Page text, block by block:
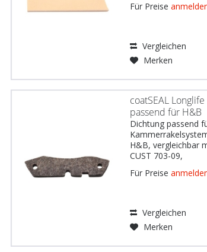
14,4 x 10 mm
Bauer Modell Genius
52UV neue
DE: Wichtiger
Für Preise
Vergleichen
Merken
coatSEAL Longlife
passend für H&B
Dichtung passend
H&B, vergleichbar
CUST 703-09,
528 imprägniert,
Löcher Gebräuchlich
u.a. für: Koenig &
Bauer Modelle
Für Preise
Vergleichen
Merken